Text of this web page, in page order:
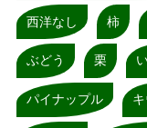
西洋なし 柿
ぶどう 栗
パイナップル